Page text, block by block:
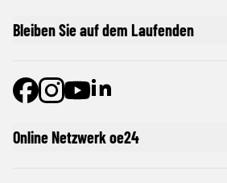
Online Netzwerk oe24
Bleiben Sie auf dem Laufenden